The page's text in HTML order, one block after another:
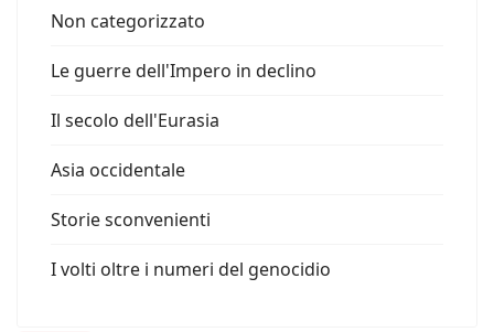
Non categorizzato
Le guerre dell'Impero in declino
Il secolo dell'Eurasia
Asia occidentale
Storie sconvenienti
I volti oltre i numeri del genocidio